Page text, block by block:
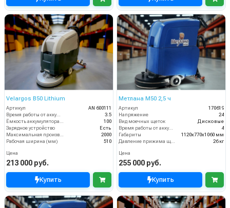
Velargos B50 Lithium
Артикул
AN 600111
Время работы от аккумуляторов (ч)
3.5
100
Зарядное устройство
Есть
2000
Рабочая ширина (мм)
510
Цена
213 000 руб.
Купить
Метлана M50 2,5 ч
Артикул
170619
Напряжение
24
Вид моечных щеток
Дисковые
Время работы от аккумуляторов (ч)
4
Габариты
1120х770х1060 мм
26 кг
Цена
255 000 руб.
Купить